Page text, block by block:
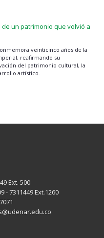
un patrimonio que volvió a
veinticinco años de la
reafirmando su
del patrimonio cultural, la
artístico.
Ext. 500
- 7311449 Ext.1260